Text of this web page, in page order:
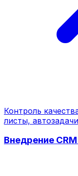
Контроль
листы,
Внедрение